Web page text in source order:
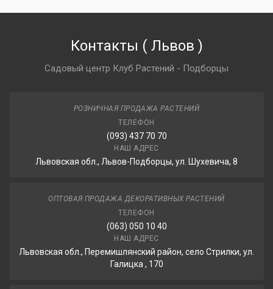
Контакты ( Львов )
Садовый центр Клуб Растений - Подборцы
РОЗНИЧНАЯ ПРОДАЖА РАСТЕНИЙ
ТЕЛЕФОН
(093) 437 70 70
НАШ АДРЕС
Львовская обл., Львов-Подборцы, ул. Шухевича, 8
ОПТОВАЯ ПРОДАЖА ДЕКОРАТИВНЫХ РАСТЕНИЙ
ТЕЛЕФОН
(063) 050 10 40
НАШ АДРЕС
Львовская обл., Перемишлянский район, село Стрилки, ул.
Галицка , 170